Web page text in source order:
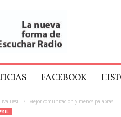
FACEBOOK
Besil Mejor comunicación y menos palabras